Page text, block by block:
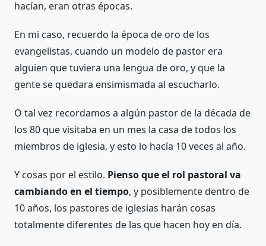
hacían, eran otras épocas.
En mi caso, recuerdo la época de oro de los
evangelistas, cuando un modelo de pastor era
alguien que tuviera una lengua de oro, y que la
gente se quedara ensimismada al escucharlo.
O tal vez recordamos a algún pastor de la década de
los 80 que visitaba en un mes la casa de todos los
miembros de iglesia, y esto lo hacía 10 veces al año.
Y cosas por el estilo. Pienso que el rol pastoral va
cambiando en el tiempo, y posiblemente dentro de
10 años, los pastores de iglesias harán cosas
totalmente diferentes de las que hacen hoy en día.